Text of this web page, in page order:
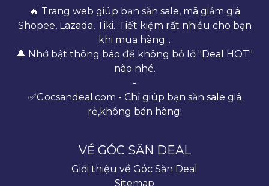
🔥 Trang web giúp bạn săn sale, mã giảm giá
Shopee, Lazada, Tiki...Tiết kiệm rất nhiều cho bạn
khi mua hàng...
🔔 Nhớ bật thông báo để không bỏ lỡ "Deal HOT"
nào nhé.
-
✅Gocsandeal.com - Chỉ giúp bạn săn sale giá
rẻ,không bán hàng!
VỀ GÓC SĂN DEAL
Giới thiệu về Góc Săn Deal
Sitemap